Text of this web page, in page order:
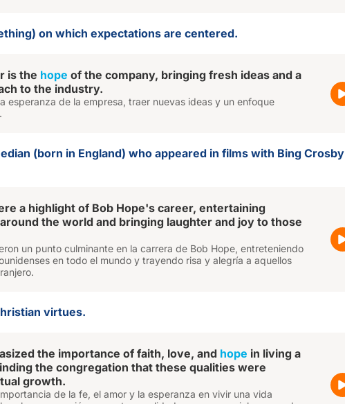
on which expectations are centered.
is the hope of the company, bringing fresh ideas and a
to the industry.
esperanza de la empresa, traer nuevas ideas y un enfoque
(born in England) who appeared in films with Bing Crosby
a highlight of Bob Hope's career, entertaining
the world and bringing laughter and joy to those
un punto culminante en la carrera de Bob Hope, entreteniendo
en todo el mundo y trayendo risa y alegría a aquellos
virtues.
the importance of faith, love, and hope in living a
the congregation that these qualities were
growth.
de la fe, el amor y la esperanza en vivir una vida